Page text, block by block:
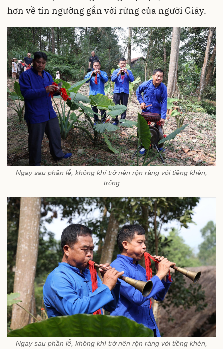
hơn về tín ngưỡng gắn với rừng của người Giáy.
Ngay sau phần lễ, không khí trở nên rộn ràng với tiềng khèn,
trống
Ngay sau phần lễ, không khí trở nên rộn ràng với tiềng khèn,